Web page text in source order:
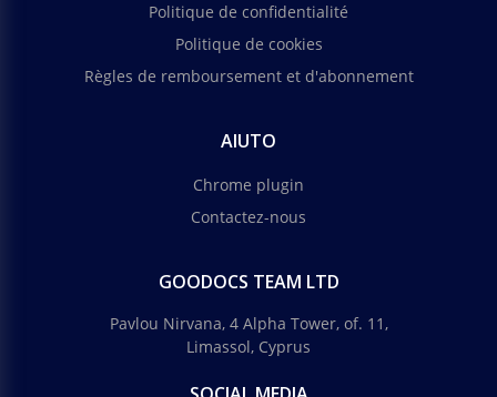
Politique de confidentialité
Politique de cookies
Règles de remboursement et d'abonnement
AIUTO
Chrome plugin
Contactez-nous
GOODOCS TEAM LTD
Pavlou Nirvana, 4 Alpha Tower, of. 11,
Limassol, Cyprus